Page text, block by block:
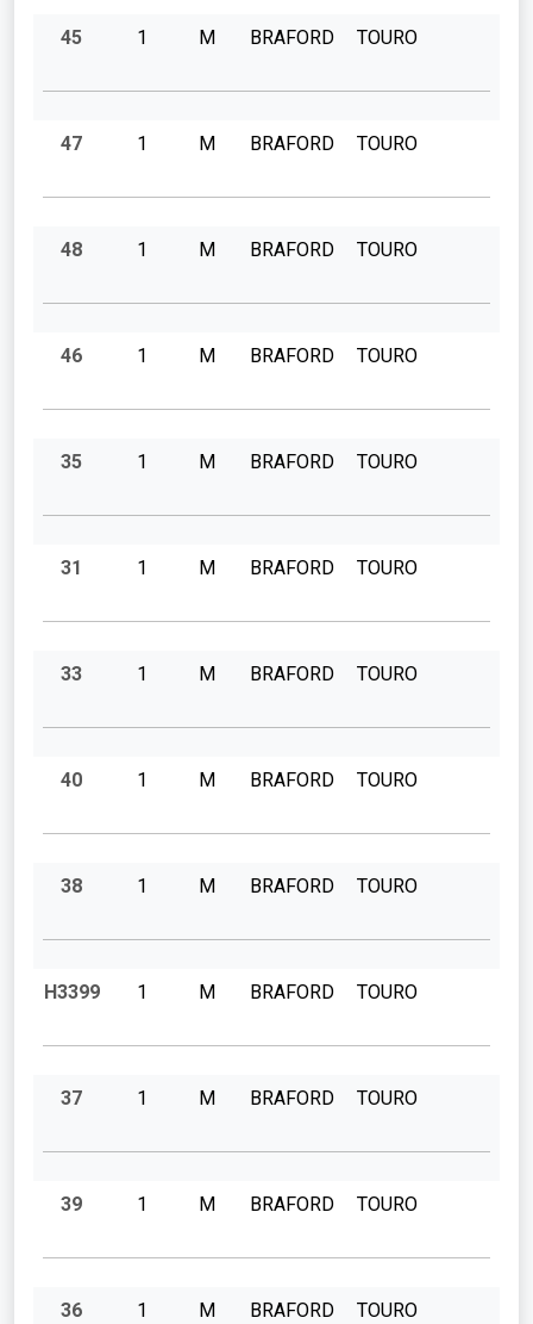
45 1 M BRAFORD TOURO
47 1 M BRAFORD TOURO
48 1 M BRAFORD TOURO
46 1 M BRAFORD TOURO
35 1 M BRAFORD TOURO
31 1 M BRAFORD TOURO
33 1 M BRAFORD TOURO
40 1 M BRAFORD TOURO
38 1 M BRAFORD TOURO
H3399 1 M BRAFORD TOURO
37 1 M BRAFORD TOURO
39 1 M BRAFORD TOURO
36 1 M BRAFORD TOURO